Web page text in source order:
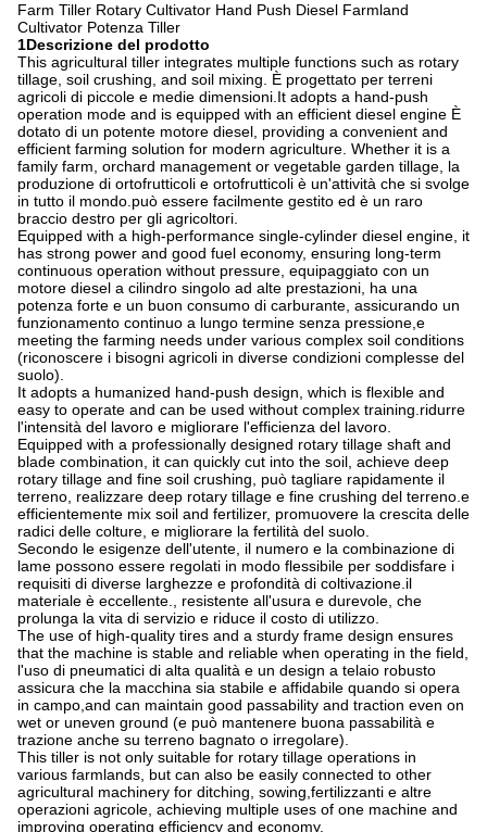
Farm Tiller Rotary Cultivator Hand Push Diesel Farmland
Cultivator Potenza Tiller
1Descrizione del prodotto
This agricultural tiller integrates multiple functions such as rotary
tillage, soil crushing, and soil mixing. È progettato per terreni
agricoli di piccole e medie dimensioni.It adopts a hand-push
operation mode and is equipped with an efficient diesel engine È
dotato di un potente motore diesel, providing a convenient and
efficient farming solution for modern agriculture. Whether it is a
family farm, orchard management or vegetable garden tillage, la
produzione di ortofrutticoli e ortofrutticoli è un'attività che si svolge
in tutto il mondo.può essere facilmente gestito ed è un raro
braccio destro per gli agricoltori.
Equipped with a high-performance single-cylinder diesel engine, it
has strong power and good fuel economy, ensuring long-term
continuous operation without pressure, equipaggiato con un
motore diesel a cilindro singolo ad alte prestazioni, ha una
potenza forte e un buon consumo di carburante, assicurando un
funzionamento continuo a lungo termine senza pressione,e
meeting the farming needs under various complex soil conditions
(riconoscere i bisogni agricoli in diverse condizioni complesse del
suolo).
It adopts a humanized hand-push design, which is flexible and
easy to operate and can be used without complex training.ridurre
l'intensità del lavoro e migliorare l'efficienza del lavoro.
Equipped with a professionally designed rotary tillage shaft and
blade combination, it can quickly cut into the soil, achieve deep
rotary tillage and fine soil crushing, può tagliare rapidamente il
terreno, realizzare deep rotary tillage e fine crushing del terreno.e
efficientemente mix soil and fertilizer, promuovere la crescita delle
radici delle colture, e migliorare la fertilità del suolo.
Secondo le esigenze dell'utente, il numero e la combinazione di
lame possono essere regolati in modo flessibile per soddisfare i
requisiti di diverse larghezze e profondità di coltivazione.il
materiale è eccellente., resistente all'usura e durevole, che
prolunga la vita di servizio e riduce il costo di utilizzo.
The use of high-quality tires and a sturdy frame design ensures
that the machine is stable and reliable when operating in the field,
l'uso di pneumatici di alta qualità e un design a telaio robusto
assicura che la macchina sia stabile e affidabile quando si opera
in campo,and can maintain good passability and traction even on
wet or uneven ground (e può mantenere buona passabilità e
trazione anche su terreno bagnato o irregolare).
This tiller is not only suitable for rotary tillage operations in
various farmlands, but can also be easily connected to other
agricultural machinery for ditching, sowing,fertilizzanti e altre
operazioni agricole, achieving multiple uses of one machine and
improving operating efficiency and economy.